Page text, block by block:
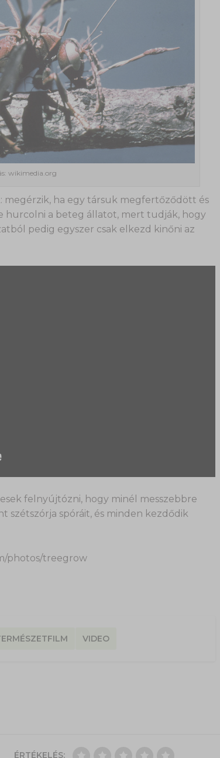
wikimedia.org
megérzik, ha egy társuk megfertőződött és
hurcolni a beteg állatot, mert tudják, hogy
pedig egyszer csak elkezd kinőni az
felnyújtózni, hogy minél messzebbre
szétszórja spóráit, és minden kezdődik
photos/treegrow
VIDEO
ÉRTÉKELÉS: